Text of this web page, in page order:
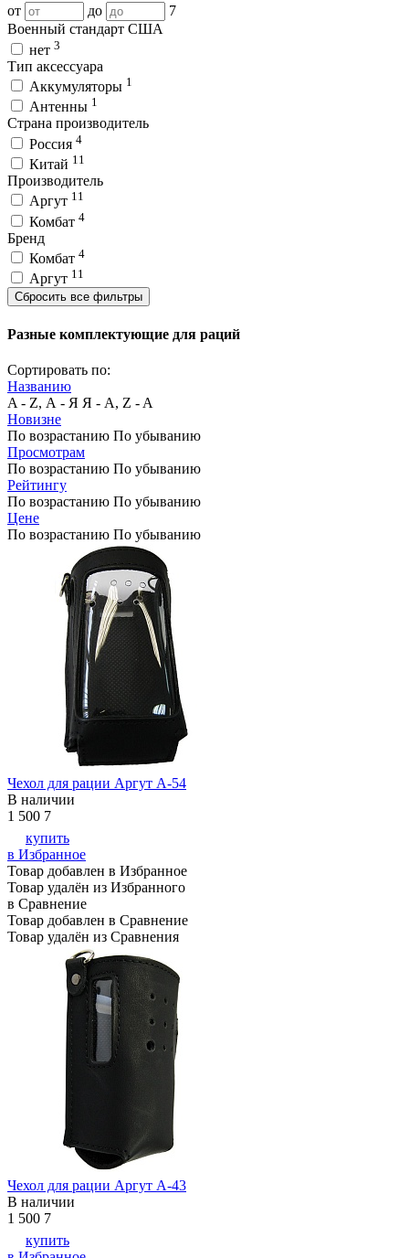
от
до
7
Военный стандарт США
нет 3
Тип аксессуара
Аккумуляторы 1
Антенны 1
Страна производитель
Россия 4
Китай 11
Производитель
Аргут 11
Комбат 4
Бренд
Комбат 4
Аргут 11
Сбросить все фильтры
Разные комплектующие для раций
Сортировать по:
Названию
A - Z, А - Я Я - А, Z - A
Новизне
По возрастанию По убыванию
Просмотрам
По возрастанию По убыванию
Рейтингу
По возрастанию По убыванию
Цене
По возрастанию По убыванию
Чехол для рации Аргут А-54
В наличии
1 500 7
купить
в Избранное
Товар добавлен в Избранное
Товар удалён из Избранного
в Сравнение
Товар добавлен в Сравнение
Товар удалён из Сравнения
Чехол для рации Аргут А-43
В наличии
1 500 7
купить